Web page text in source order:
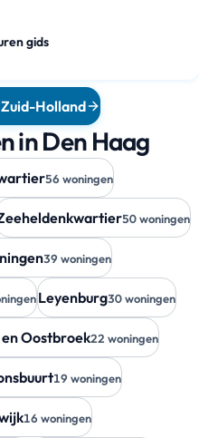
gids
Holland
in Den Haag
56 woningen
50 woningen
39 woningen
Leyenburg30 woningen
Oostbroek22 woningen
19 woningen
16 woningen